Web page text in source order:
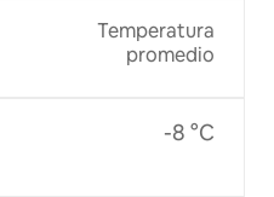
Temperatura
promedio
-8 °C